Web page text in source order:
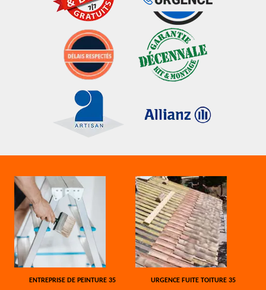
ENTREPRISE DE PEINTURE 35 URGENCE FUITE TOITURE 35